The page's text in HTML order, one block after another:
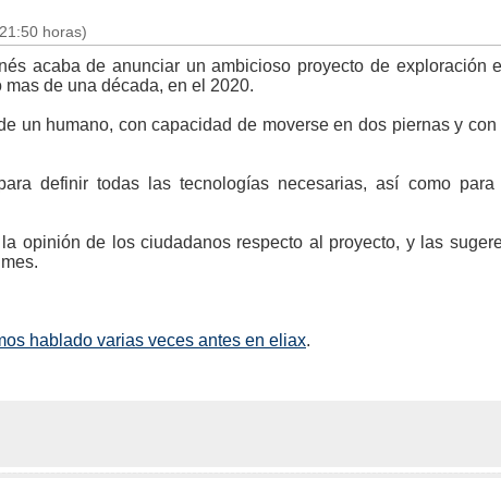
horas)
acaba de anunciar un ambicioso proyecto de exploración
de una década, en el 2020.
un humano, con capacidad de moverse en dos piernas y con
definir todas las tecnologías necesarias, así como
opinión de los ciudadanos respecto al proyecto, y las
hablado varias veces antes en eliax.